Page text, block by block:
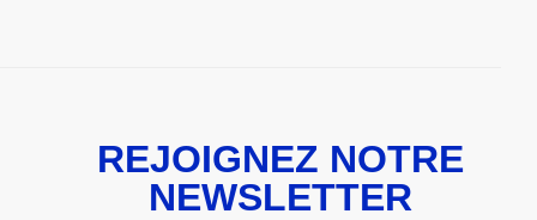
REJOIGNEZ NOTRE
NEWSLETTER